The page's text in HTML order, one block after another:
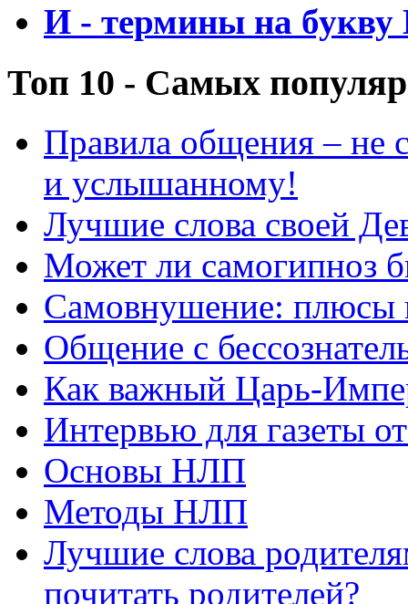
И - термины на букву
Топ 10 - Самых
Правила общения – не
и услышанному!
Лучшие слова своей
Может ли самогипноз
Самовнушение: плюсы
Общение с
Как важный Царь-
Интервью для газеты
Основы НЛП
Методы НЛП
Лучшие слова
почитать родителей?